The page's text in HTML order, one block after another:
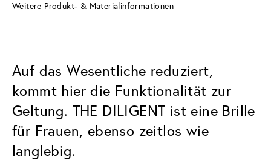
Weitere Produkt- & Materialinformationen
Auf das Wesentliche reduziert,
kommt hier die Funktionalität zur
Geltung. THE DILIGENT ist eine Brille
für Frauen, ebenso zeitlos wie
langlebig.